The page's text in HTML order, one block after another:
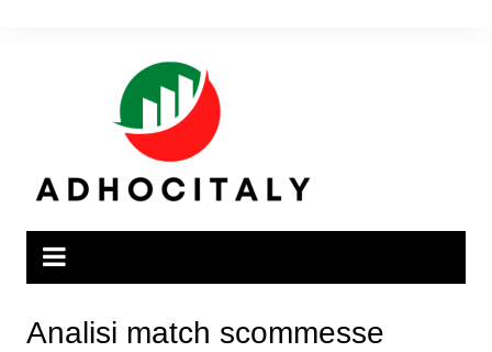
Analisi match scommesse